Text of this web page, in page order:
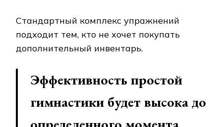
Стандартный комплекс упражнений
подходит тем, кто не хочет покупать
дополнительный инвентарь.
Эффективность простой
гимнастики будет высока до